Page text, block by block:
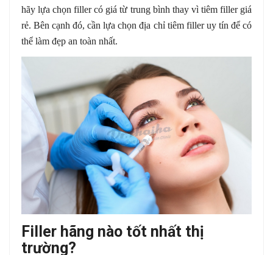
hãy lựa chọn filler có giá từ trung bình thay vì tiêm filler giá
rẻ. Bên cạnh đó, cần lựa chọn địa chỉ tiêm filler uy tín để có
thể làm đẹp an toàn nhất.
Filler hãng nào tốt nhất thị
trường?